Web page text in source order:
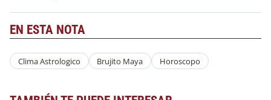
EN ESTA NOTA
Clima Astrologico Brujito Maya Horoscopo